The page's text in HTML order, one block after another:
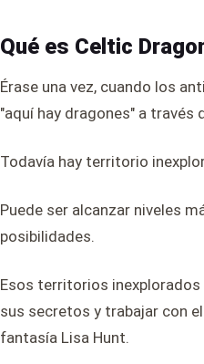
Qué es Celtic
Érase una vez, cuando los
"aquí hay dragones" a
Todavía hay territorio
Puede ser alcanzar niveles
posibilidades.
Esos territorios inexplorados
sus secretos y trabajar con
fantasía Lisa Hunt.